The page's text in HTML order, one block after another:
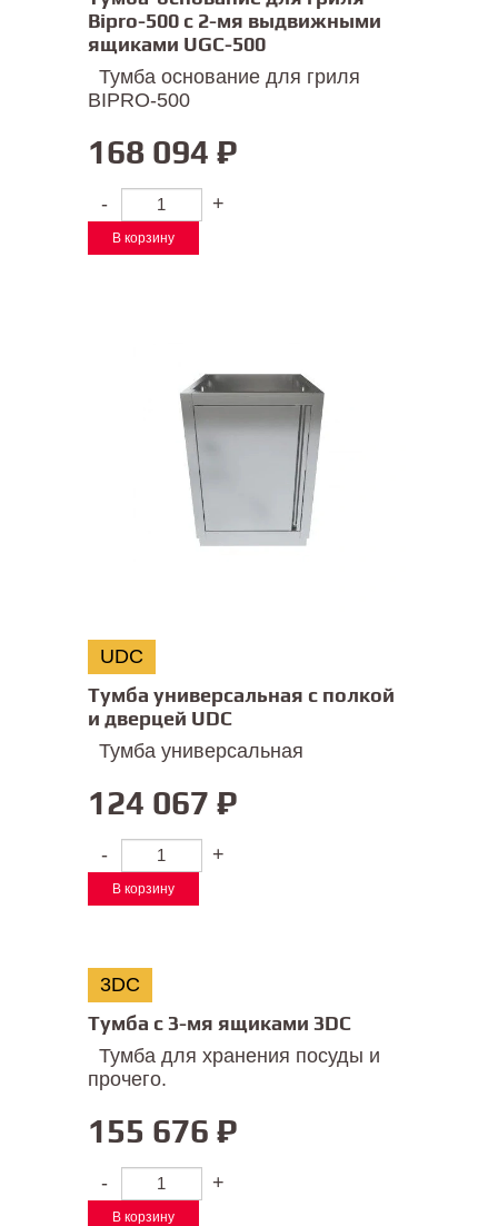
Bipro-500 с 2-мя выдвижными
ящиками UGC-500
Тумба основание для гриля
BIPRO-500
168 094 ₽
- +
В корзину
UDC
Тумба универсальная с полкой
и дверцей UDC
Тумба универсальная
124 067 ₽
- +
В корзину
3DC
Тумба с 3-мя ящиками 3DC
Тумба для хранения посуды и
прочего.
155 676 ₽
- +
В корзину